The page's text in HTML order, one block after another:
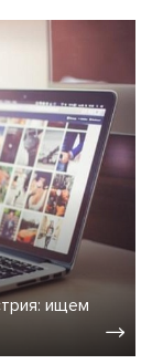
ищем